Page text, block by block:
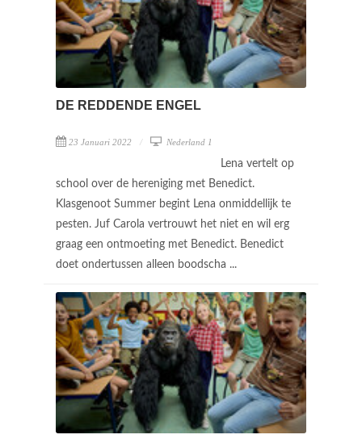
DE REDDENDE ENGEL
23 Januari 2022 Nederland 1
Lena vertelt op
school over de hereniging met Benedict.
Klasgenoot Summer begint Lena onmiddellijk te
pesten. Juf Carola vertrouwt het niet en wil erg
graag een ontmoeting met Benedict. Benedict
doet ondertussen alleen boodscha ...